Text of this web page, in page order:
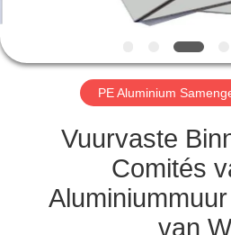
CONTACT
MET
ONS
PE Aluminium
Vuurvaste
Comités
van